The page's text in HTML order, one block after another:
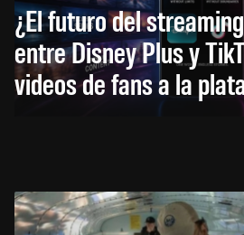
¿El futuro del
entre Disney Plus y
videos de fans a la